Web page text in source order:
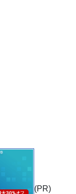
(PR)